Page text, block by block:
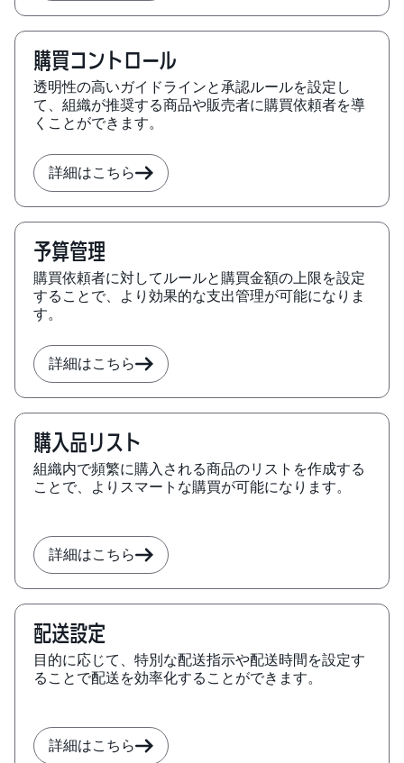
購買コントロール
透明性の高いガイドラインと承認ルールを設定し
て、組織が推奨する商品や販売者に購買依頼者を導
くことができます。
詳細はこちら
予算管理
購買依頼者に対してルールと購買金額の上限を設定
することで、より効果的な支出管理が可能になりま
す。
詳細はこちら
購入品リスト
組織内で頻繁に購入される商品のリストを作成する
ことで、よりスマートな購買が可能になります。
詳細はこちら
配送設定
目的に応じて、特別な配送指示や配送時間を設定す
ることで配送を効率化することができます。
詳細はこちら